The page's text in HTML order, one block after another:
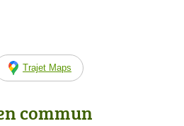
Trajet Maps
commun